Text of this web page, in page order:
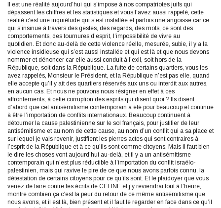
Il est une réalité aujourd’hui qui s’impose à nos compatriotes juifs qui
dépassent les chiffres et les statistiques et vous l’avez aussi rappelé, cette
réalité c’est une inquiétude qui s’est installée et parfois une angoisse car ce
qui s’insinue à travers des gestes, des regards, des mots, ce sont des
comportements, des tournures d’esprit, l’impossibilité de vivre au
quotidien. Et donc au-delà de cette violence réelle, mesurée, subie, il y a la
violence insidieuse qui s’est aussi installée et qui est là et que nous devons
nommer et dénoncer car elle aussi conduit à l’exil, soit hors de la
République, soit dans la République. La fuite de certains quartiers, vous les
avez rappelés, Monsieur le Président, et la République n’est pas elle, quand
elle accepte qu’il y ait des quartiers réservés aux uns ou interdit aux autres,
en aucun cas. Et nous ne pouvons nous résigner en effet à ces
affrontements, à cette corruption des esprits qui disent quoi ? Ils disent
d’abord que cet antisémitisme contemporain a été pour beaucoup et continue
à être l’importation de conflits internationaux. Beaucoup continuent à
détourner la cause palestinienne sur le sol français, pour justifier de leur
antisémitisme et au nom de cette cause, au nom d’un conflit qui a sa place et
sur lequel je vais revenir, justifient les pierres actes qui sont contraires à
l’esprit de la République et à ce qu’ils sont comme citoyens. Mais il faut bien
le dire les choses vont aujourd’hui au-delà, et il y a un antisémitisme
contemporain qui n’est plus réductible à l’importation du conflit israélo-
palestinien, mais qui ravive le pire de ce que nous avons parfois connu, la
détestation de certains citoyens pour ce qu’ils sont. Et le plaidoyer que vous
venez de faire contre les écrits de CELINE et j’y reviendrai tout à l’heure,
montre combien ça c’est la peur du retour de ce même antisémitisme que
nous avons, et il est là, bien présent et il faut le regarder en face dans ce qu’il